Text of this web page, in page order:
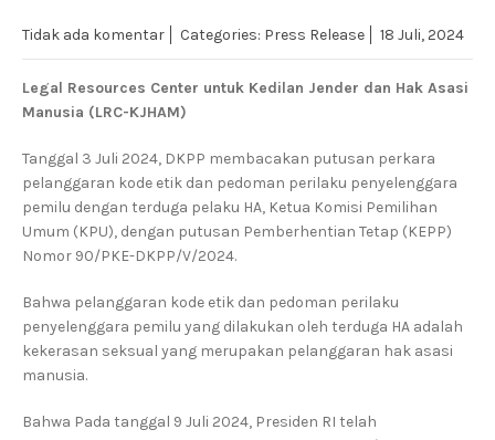
Tidak ada komentar Categories: Press Release 18 Juli, 2024
Legal Resources Center untuk Kedilan Jender dan Hak Asasi
Manusia (LRC-KJHAM)
Tanggal 3 Juli 2024, DKPP membacakan putusan perkara
pelanggaran kode etik dan pedoman perilaku penyelenggara
pemilu dengan terduga pelaku HA, Ketua Komisi Pemilihan
Umum (KPU), dengan putusan Pemberhentian Tetap (KEPP)
Nomor 90/PKE-DKPP/V/2024.
Bahwa pelanggaran kode etik dan pedoman perilaku
penyelenggara pemilu yang dilakukan oleh terduga HA adalah
kekerasan seksual yang merupakan pelanggaran hak asasi
manusia.
Bahwa Pada tanggal 9 Juli 2024, Presiden RI telah